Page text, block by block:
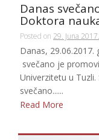
Danas
Doktora
Posted on 29. Juna 2017.
Danas,
svečano je
Univerzitetu u
svečano......
Read More